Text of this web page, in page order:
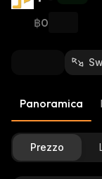
฿0
Panoramica
Prezzo